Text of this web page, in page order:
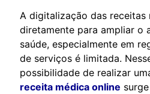
A digitalização das receitas
diretamente para ampliar o
saúde, especialmente em
de serviços é limitada.
possibilidade de realizar
receita médica online